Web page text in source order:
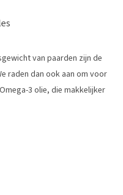
van paarden zijn de
raden dan ook aan om voor
3 olie, die makkelijker